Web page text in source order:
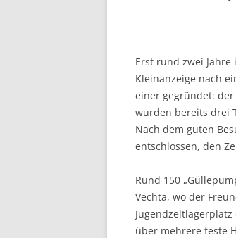
Erst rund zwei
Kleinanzeige nach
einer gegründet: der
wurden bereits drei
Nach dem guten
entschlossen, den
Rund 150
Vechta, wo der
über mehrere feste